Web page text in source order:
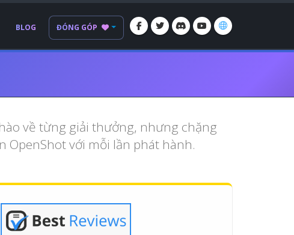
BLOG ĐÓNG GÓP
về từng giải thưởng, nhưng chặng
với mỗi lần phát hành.